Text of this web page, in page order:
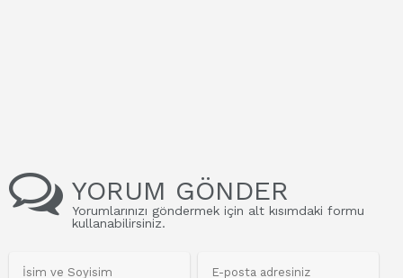
YORUM GÖNDER
Yorumlarınızı göndermek için alt kısımdaki formu
kullanabilirsiniz.